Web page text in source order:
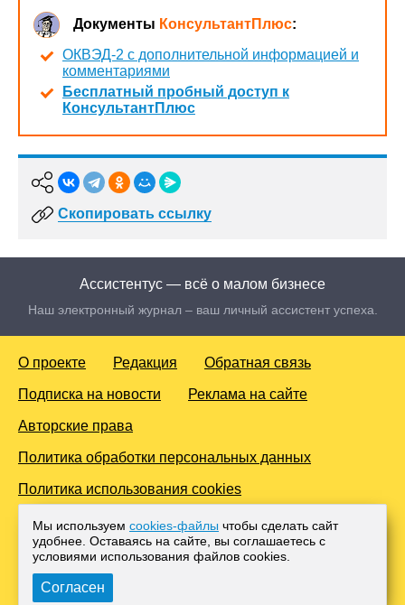
Документы КонсультантПлюс:
ОКВЭД-2 с дополнительной информацией и
комментариями
Бесплатный пробный доступ к
КонсультантПлюс
Скопировать ссылку
Ассистентус — всё о малом бизнесе
Наш электронный журнал – ваш личный ассистент успеха.
О проекте Редакция Обратная связь
Подписка на новости Реклама на сайте
Авторские права
Политика обработки персональных данных
Политика использования cookies
© 2016-2026 Все права защищены. Для лиц старше 18 лет.
Любое копирование материалов и тиражирование в сети
Интернет, либо печатных изданиях без согласования с
Администрацией проекта, преследуется законом.
Мы используем cookies-файлы чтобы сделать сайт
удобнее. Оставаясь на сайте, вы соглашаетесь с
условиями использования файлов cооkies.
Согласен